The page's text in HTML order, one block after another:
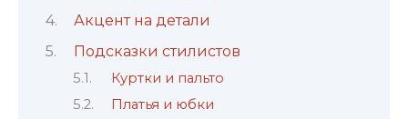
Акцент на детали
Подсказки стилистов
Куртки и пальто
Платья и юбки